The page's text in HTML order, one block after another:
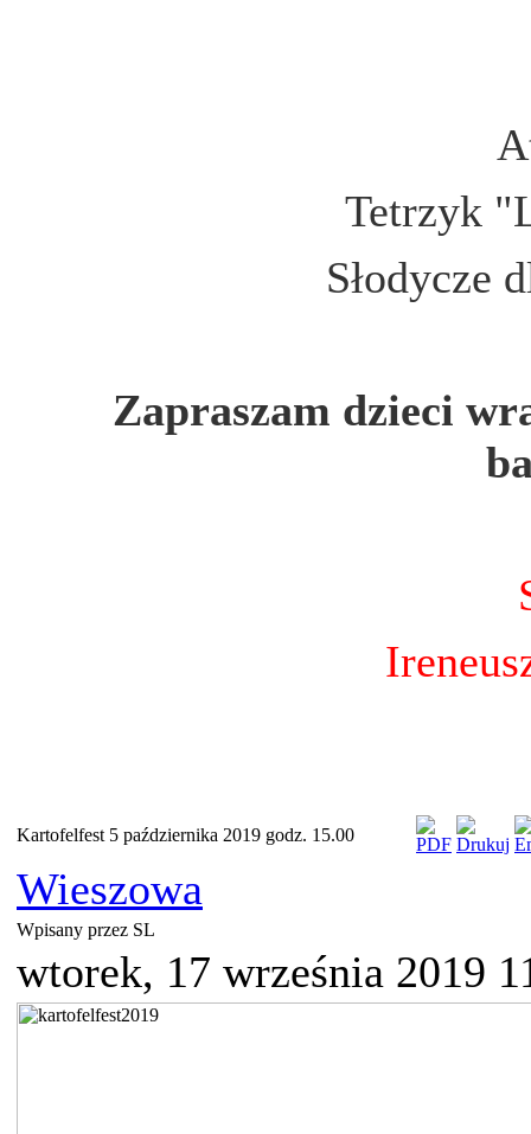
Tetrzyk
Słodycze
Zapraszam dzieci
Kartofelfest 5 października 2019 godz. 15.00
Wieszowa
Wpisany przez SL
wtorek, 17 września 2019